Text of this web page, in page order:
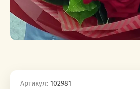
Артикул: 102981